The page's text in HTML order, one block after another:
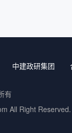
中建政研集团
有
All Right Reserved.